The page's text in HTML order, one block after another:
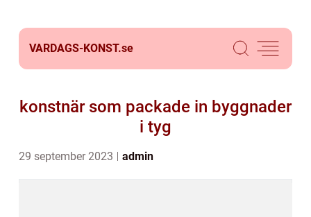
VARDAGS-KONST.se
konstnär som packade in byggnader
i tyg
29 september 2023 admin